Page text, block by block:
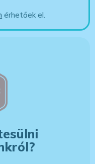
érhetőek el.